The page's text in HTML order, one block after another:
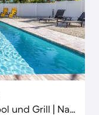
Ferienhaus mit Garten, Whirlpool und Grill | Naturblick